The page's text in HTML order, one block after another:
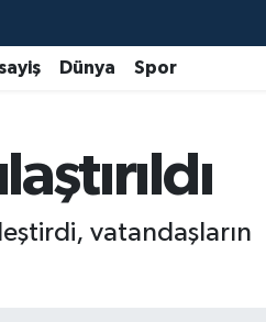
Dünya Spor
vatandaşların